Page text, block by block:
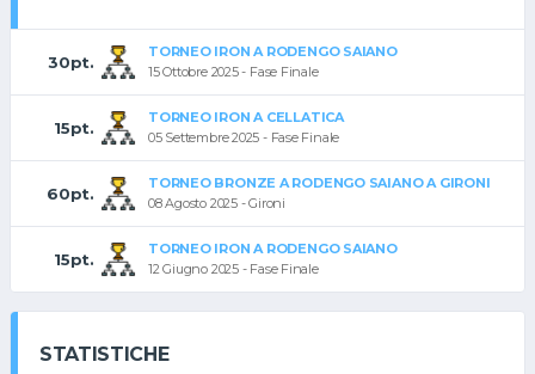
30pt.
TORNEO IRON A RODENGO SAIANO
15 Ottobre 2025 - Fase Finale
15pt.
TORNEO IRON A CELLATICA
05 Settembre 2025 - Fase Finale
60pt.
TORNEO BRONZE A RODENGO SAIANO A GIRONI
08 Agosto 2025 - Gironi
15pt.
TORNEO IRON A RODENGO SAIANO
12 Giugno 2025 - Fase Finale
STATISTICHE